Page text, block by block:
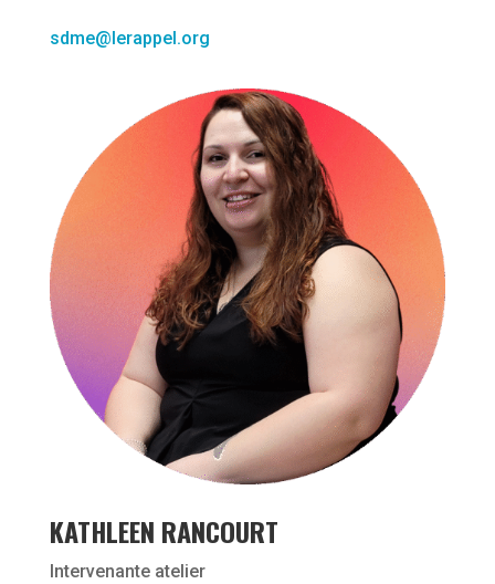
sdme@lerappel.org
KATHLEEN RANCOURT
Intervenante atelier